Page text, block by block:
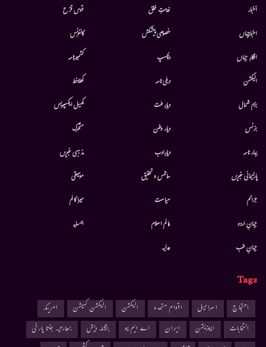
أخبار
اخبارجہاں
افکارِ جہاں
الیکشن
بزم شمال
بزنس
بہار نامہ
پارلیمانی خبریں
جرائم
جہانِ اردو
جہانِ طب
خدمتِ خلق
خصوصی پیشکش
دلچسپ
دہلی نامہ
دیارِ ملت
دیار وطن
دیارِادب
سائنس و تحقیق
سیاست
عالم اسلام
عدلیہ
قوس قزح
کانفرنس
کشمیرنامہ
کھلاخط
کھیل ایکسپریس
متحرك
مذہبی خبریں
موسيقى
میرا کالم
ہمسایہ
Tags
احتجاج اسرائیل اقوام متحدہ الیکشن الیکشن کمیشن
امریکہ
انتخابات
اپوزیشن ایران اے ایم یو بنگلہ دیش
بھارتیہ جنتا پارٹی